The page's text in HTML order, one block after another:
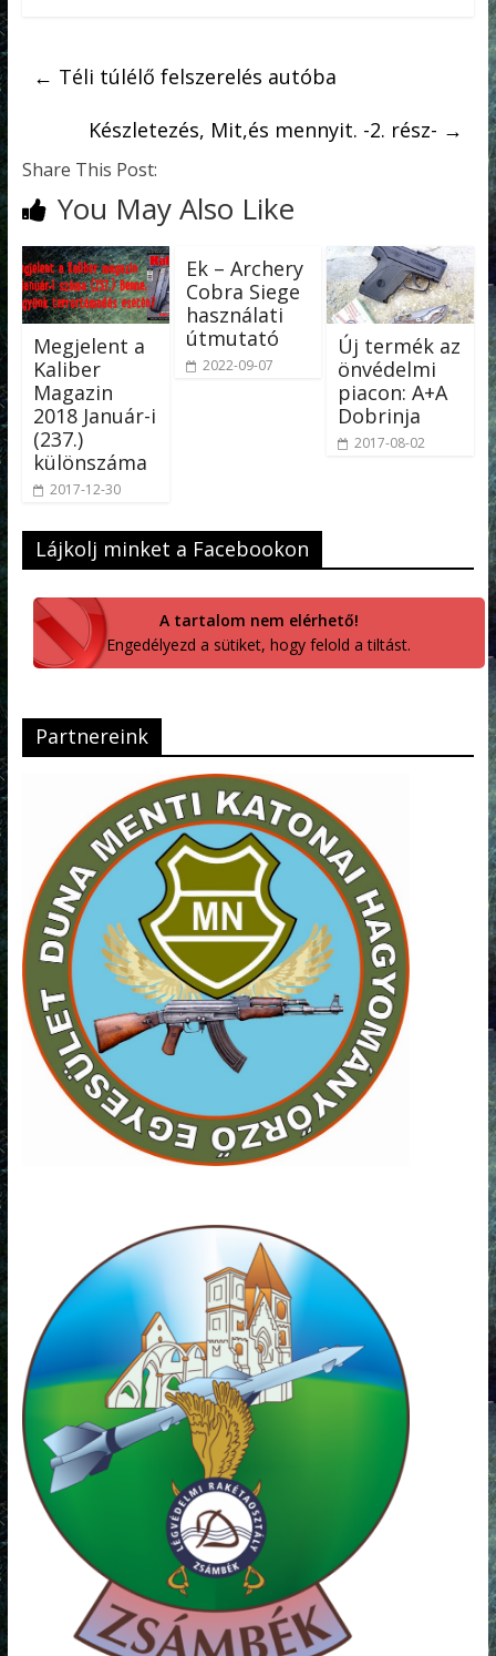
← Téli túlélő felszerelés autóba
Készletezés, Mit,és mennyit. -2. rész- →
Share This Post:
You May Also Like
Megjelent a
Kaliber
Magazin
2018 Január-i
(237.)
különszáma
2017-12-30
Ek – Archery
Cobra Siege
használati
útmutató
2022-09-07
Új termék az
önvédelmi
piacon: A+A
Dobrinja
2017-08-02
Lájkolj minket a Facebookon
A tartalom nem elérhető!
Engedélyezd a sütiket, hogy felold a tiltást.
Partnereink